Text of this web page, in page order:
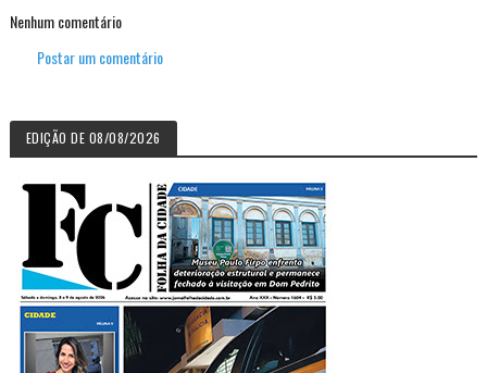
Nenhum comentário
Postar um comentário
EDIÇÃO DE 08/08/2026